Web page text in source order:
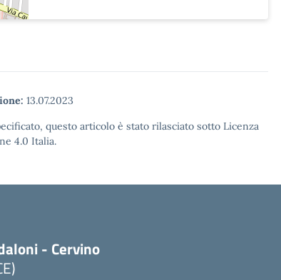
13.07.2023
questo articolo è stato rilasciato sotto Licenza
4.0 Italia.
- Cervino